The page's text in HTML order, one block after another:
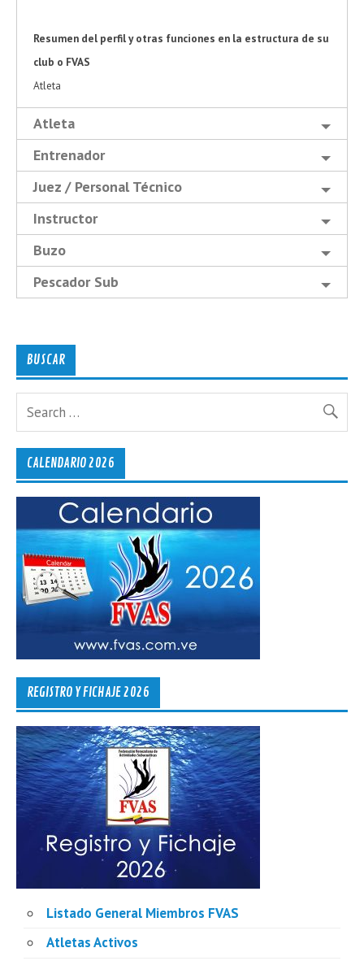
Resumen del perfil y otras funciones en la estructura de su
club o FVAS
Atleta
Atleta
Entrenador
Juez / Personal Técnico
Instructor
Buzo
Pescador Sub
BUSCAR
CALENDARIO 2026
REGISTRO Y FICHAJE 2026
Listado General Miembros FVAS
Atletas Activos